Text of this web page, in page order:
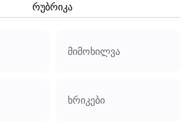
რუბრიკა
მიმოხილვა
ხრიკები